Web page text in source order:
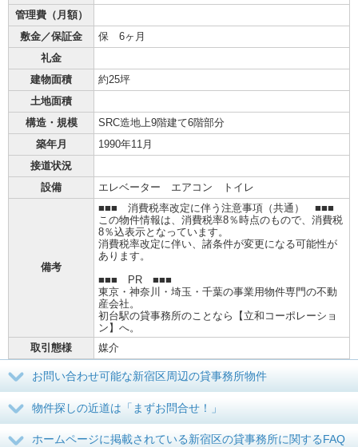
管理費（月額）
敷金／保証金
保 6ヶ月
礼金
建物面積
約25坪
土地面積
構造・規模
SRC造地上9階建て6階部分
築年月
1990年11月
接道状況
設備
エレベーター エアコン トイレ
備考
■■■ 消費税率改定に伴う注意事項（共通） ■■■
この物件情報は、消費税率8％時点のもので、消費税
8％込表示となっています。
消費税率改定に伴い、諸条件が変更になる可能性が
あります。
■■■ PR ■■■
東京・神奈川・埼玉・千葉の事業用物件専門の不動
産会社。
初台駅の貸事務所のことなら【立和コーポレーショ
ン】へ。
取引態様
媒介
お問い合わせ可能な新宿区周辺の貸事務所物件
物件探しの近道は「まずお問合せ！」
ホームページに掲載されている新宿区の貸事務所に関するFAQ